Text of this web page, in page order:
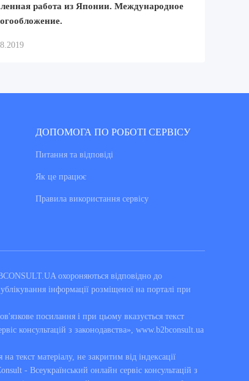
работа из Японии. Международное
ДОПОМОГА ПО РОБОТІ СЕРВІСУ
Питання та вiдповiдi
Як це працює
Правила використання сервiсу
охороняються відповідно до
інформації розміщеної на порталі при
посилання і при цьому вказується текст
консультацій з законодавства», www.b2bconsult.ua
текст матеріалу, не закритим від індексації
- Всеукраїнський онлайн сервіс консультацій з